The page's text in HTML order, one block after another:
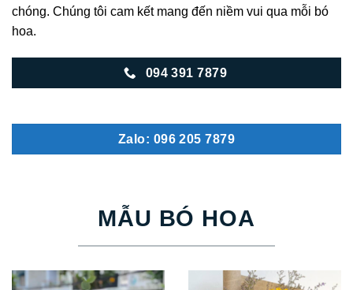
chóng. Chúng tôi cam kết mang đến niềm vui qua mỗi bó
hoa.
094 391 7879
Zalo: 096 205 7879
MẪU BÓ HOA